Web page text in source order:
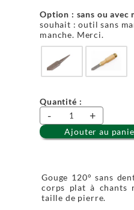
Option : sans ou avec
souhait : outil sans
manche. Merci.
Quantité :
- +
Ajouter au
Gouge 120° sans
corps plat à chants
taille de pierre.